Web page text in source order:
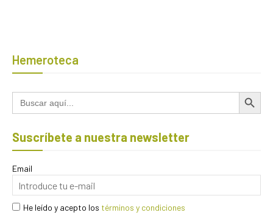
Hemeroteca
Buscar: Botón de
Suscríbete a nuestra newsletter
Email
He leído y acepto los términos y condiciones